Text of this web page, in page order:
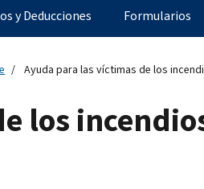
y Deducciones Formularios
Ayuda para las víctimas de los
los